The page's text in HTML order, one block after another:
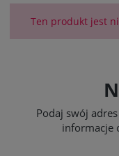
Ten produkt jest
Podaj swój
informacje